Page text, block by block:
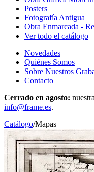
Posters
Fotografía Antigua
Obra Enmarcada -
Ver todo el catálogo
Novedades
Quiénes Somos
Sobre Nuestros
Contacto
Cerrado en agosto:
info@frame.es.
Catálogo/Mapas